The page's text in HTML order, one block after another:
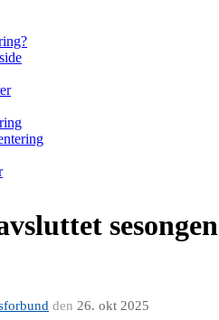
sesongen
den 26. okt 2025